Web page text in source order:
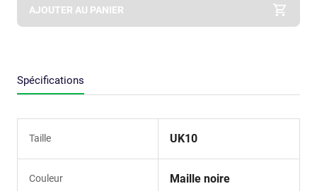
AJOUTER AU PANIER
Spécifications
Taille UK10
Couleur Maille noire